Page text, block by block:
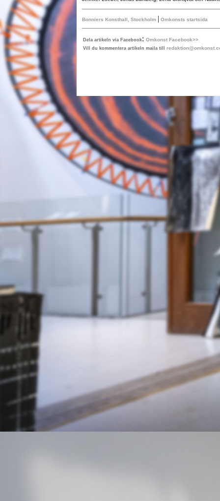
Bonniers Konsthall, Stockholm | Omkonsts startsida
Dela artikeln via Facebook: Omkonst Facebook>>
Vill du kommentera artikeln maila till